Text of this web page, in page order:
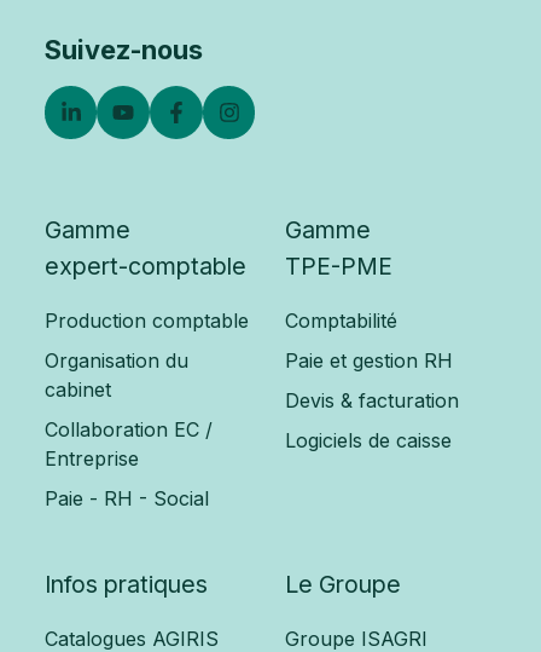
Suivez-nous
Gamme
expert-comptable
Production comptable
Organisation du
cabinet
Collaboration EC /
Entreprise
Paie - RH - Social
Gamme
TPE-PME
Comptabilité
Paie et gestion RH
Devis & facturation
Logiciels de caisse
Infos pratiques
Catalogues AGIRIS
Le Groupe
Groupe ISAGRI